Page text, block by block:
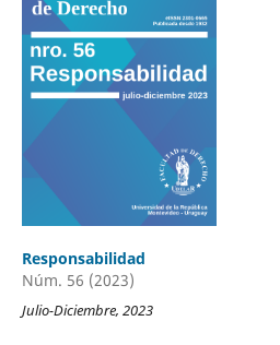
Responsabilidad
Núm. 56 (2023)
Julio-Diciembre, 2023